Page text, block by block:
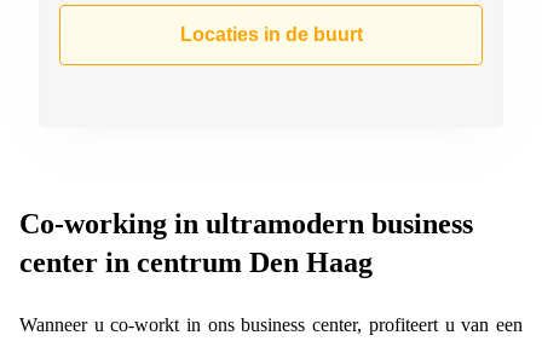
Locaties in de buurt
Co-working in ultramodern business
center in centrum Den Haag
Wanneer u co-workt in ons business center, profiteert u van een